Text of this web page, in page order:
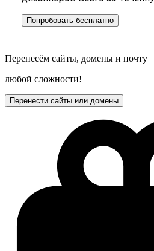
Попробовать бесплатно
Перенесём сайты, домены и почту
любой сложности!
Перенести сайты или домены